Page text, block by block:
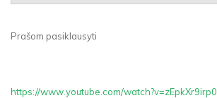
Prašom pasiklausyti
https://www.youtube.com/watch?v=zEpkXr9irp0